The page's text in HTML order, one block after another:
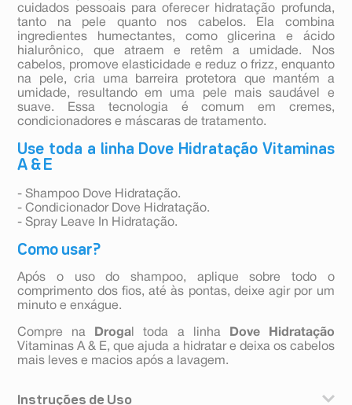
cuidados pessoais para oferecer hidratação profunda,
tanto na pele quanto nos cabelos. Ela combina
ingredientes humectantes, como glicerina e ácido
hialurônico, que atraem e retêm a umidade. Nos
cabelos, promove elasticidade e reduz o frizz, enquanto
na pele, cria uma barreira protetora que mantém a
umidade, resultando em uma pele mais saudável e
suave. Essa tecnologia é comum em cremes,
condicionadores e máscaras de tratamento.
Use toda a linha Dove Hidratação Vitaminas
A & E
- Shampoo Dove Hidratação.
- Condicionador Dove Hidratação.
- Spray Leave In Hidratação.
Como usar?
Após o uso do shampoo, aplique sobre todo o
comprimento dos fios, até às pontas, deixe agir por um
minuto e enxágue.
Compre na Droga l toda a linha
Dove Hidratação
Vitaminas A & E, que ajuda a hidratar e deixa os cabelos
mais leves e macios após a lavagem.
Instruções de Uso